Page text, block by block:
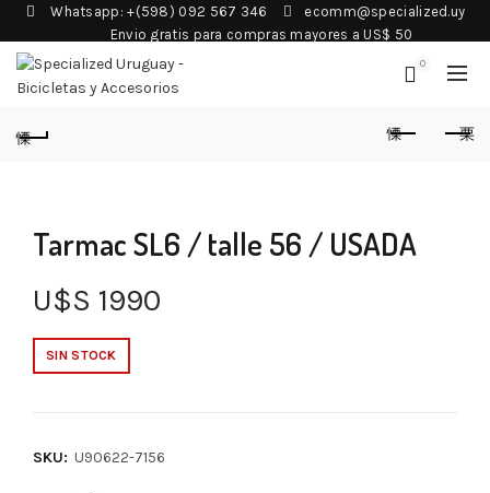
Whatsapp: +(598) 092 567 346
ecomm@specialized.uy
Envio gratis para compras mayores a US$ 50
0
Tarmac SL6 / talle 56 / USADA
U$S 1990
SIN STOCK
SKU: U90622-7156